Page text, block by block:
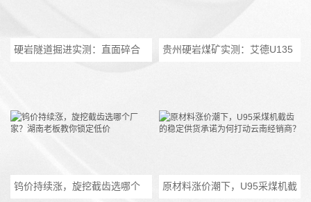
硬岩隧道掘进实测：直面碎合
金难题，艾德U135截齿工况表
贵州硬岩煤矿实测：艾德U135
钨价持续涨，旋挖截齿选哪个
原材料涨价潮下，U95采煤机截